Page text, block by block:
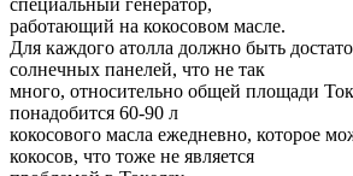
работающий на кокосовом масле.
Для каждого атолла должно быть
солнечных панелей, что не так
много, относительно общей площади
понадобится 60-90 л
кокосового масла ежедневно, которое
кокосов, что тоже не является